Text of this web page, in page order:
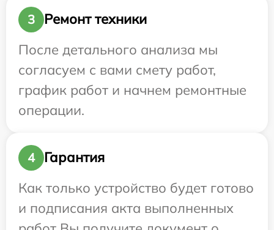
3
Ремонт техники
После детального анализа мы
согласуем с вами смету работ,
график работ и начнем ремонтные
операции.
4
Гарантия
Как только устройство будет готово
и подписания акта выполненных